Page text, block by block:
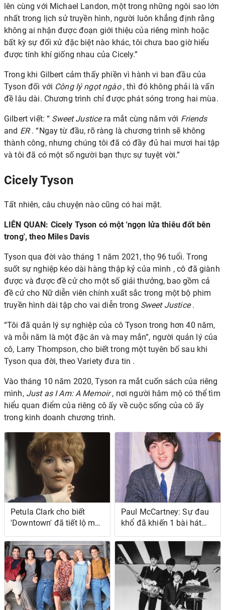
lên cùng với Michael Landon, một trong những ngôi sao lớn
nhất trong lịch sử truyền hình, người luôn khẳng định rằng
không ai nhận được đoạn giới thiệu của riêng mình hoặc
bất kỳ sự đối xử đặc biệt nào khác, tôi chưa bao giờ hiểu
được tính khí giống nhau của Cicely.”
Trong khi Gilbert cảm thấy phiền vì hành vi ban đầu của
Tyson đối với Công lý ngọt ngào, thì đó không phải là vấn
đề lâu dài. Chương trình chỉ được phát sóng trong hai mùa.
Gilbert viết: “ Sweet Justicera mắt cùng năm với Friends
and ER. “Ngay từ đầu, rõ ràng là chương trình sẽ không
thành công, nhưng chúng tôi đã có đầy đủ hai mươi hai tập
và tôi đã có một số người bạn thực sự tuyệt vời.”
Cicely Tyson
Tất nhiên, câu chuyện nào cũng có hai mặt.
LIÊN QUAN: Cicely Tyson có một 'ngọn lửa thiêu đốt bên
trong', theo Miles Davis
Tyson qua đời vào tháng 1 năm 2021, thọ 96 tuổi. Trong
suốt sự nghiệp kéo dài hàng thập kỷ của mình , cô đã giành
được và được đề cử cho một số giải thưởng, bao gồm cả
đề cử cho Nữ diễn viên chính xuất sắc trong một bộ phim
truyền hình dài tập cho vai diễn trong Sweet Justice.
“Tôi đã quản lý sự nghiệp của cô Tyson trong hơn 40 năm,
và mỗi năm là một đặc ân và may mắn”, người quản lý của
cô, Larry Thompson, cho biết trong một tuyên bố sau khi
Tyson qua đời, theo Variety đưa tin .
Vào tháng 10 năm 2020, Tyson ra mắt cuốn sách của riêng
mình, Just as I Am: A Memoir, nơi người hâm mộ có thể tìm
hiểu quan điểm của riêng cô ấy về cuộc sống của cô ấy
trong kinh doanh chương trình.
Petula Clark cho biết
'Downtown' đã tiết lộ một
bài hát tuyệt vọng
Paul McCartney: Sự đau
khổ đã khiến 1 bài hát
trong 'White Album' của
The Beatles trở nên hay